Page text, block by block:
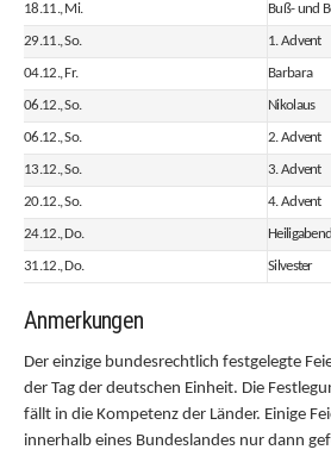
18.11., Mi. Buß- und
29.11., So. 1. Advent
04.12., Fr. Barbara
06.12., So. Nikolaus
06.12., So. 2. Advent
13.12., So. 3. Advent
20.12., So. 4. Advent
24.12., Do. Heiligabend
31.12., Do. Silvester
Anmerkungen
Der einzige bundesrechtlich festgelegte
der Tag der deutschen Einheit. Die
fällt in die Kompetenz der Länder. Einige
innerhalb eines Bundeslandes nur dann